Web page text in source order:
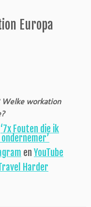
Europa
Welke workation
‘7x Fouten die ik
en YouTube
Harder